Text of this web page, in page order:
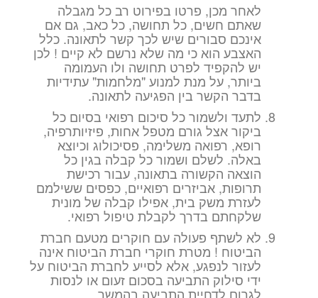
לאחר מכן, פרטו בפירוט רב כל מגבלה
שאתם חשים, כל תחושה, כל כאב, גם אם
אינכם סבורים שיש לכך קשר לתאונה. כלל
האצבע הוא כי מה שלא נרשם לא קיים ! לכן
יש להקפיד לפרט תחושה ולו העמומה
ביותר, על מנת למנוע "מלחמות" עתידיות
בדבר הקשר בין הפגיעה לתאונה.
לתעד ולשמור כל סיכום רפואי בסיום כל
ביקור אצל גורם מטפל אחות, פיזיותרפיה,
רופא, רפואה משלימה, פסיכולוג וכיוצא
באלה. לשלם ושמור כל קבלה בגין כל
הוצאה הקשורה בתאונה, עבור רכישת
תרופות, אביזרים רפואיים, כפסים ששילמם
לעזרת משק בית, אפילו קבלה של מונית
שלקחתם בדרך לקבלת טיפול רפואי.
לא לשתף פעולה עם חוקרים מטעם חברת
הביטוח ! מטרת חוקרי חברת הביטוח אינה
לעזור לנפגע, אלא לסייע לחברת הביטוח על
ידי סילוק התביעה בסכום זעום או לנסות
לגרום לדחיית התביעה בהמשך.